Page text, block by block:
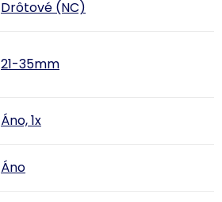
Drôtové (NC)
21-35mm
Áno, 1x
Áno